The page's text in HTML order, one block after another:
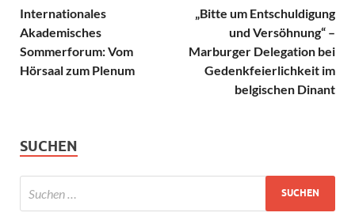
Internationales
Akademisches
Sommerforum: Vom
Hörsaal zum Plenum
„Bitte um Entschuldigung
und Versöhnung“ –
Marburger Delegation bei
Gedenkfeierlichkeit im
belgischen Dinant
SUCHEN